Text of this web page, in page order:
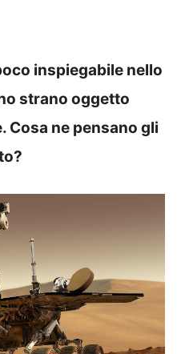
inspiegabile nello
strano oggetto
Cosa ne pensano gli